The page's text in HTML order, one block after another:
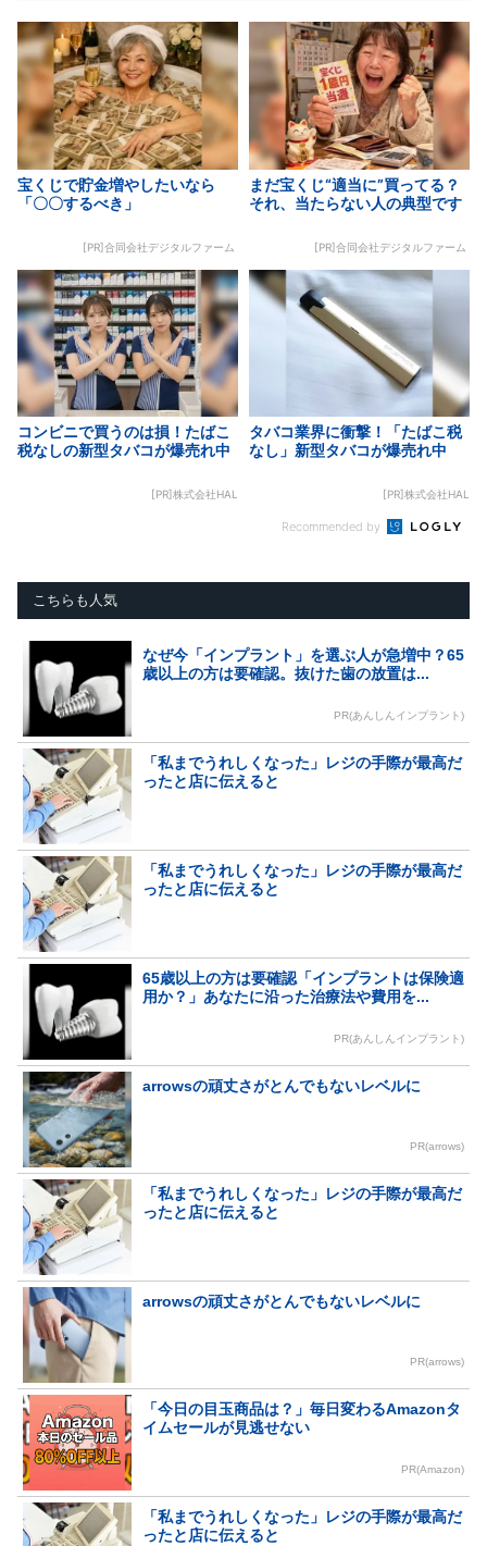
宝くじで貯金増やしたいなら
「〇〇するべき」
[PR]合同会社デジタルファーム
まだ宝くじ“適当に”買ってる？
それ、当たらない人の典型です
[PR]合同会社デジタルファーム
コンビニで買うのは損！たばこ
税なしの新型タバコが爆売れ中
[PR]株式会社HAL
タバコ業界に衝撃！「たばこ税
なし」新型タバコが爆売れ中
[PR]株式会社HAL
Recommended by
こちらも人気
なぜ今「インプラント」を選ぶ人が急増中？65
歳以上の方は要確認。抜けた歯の放置は...
PR(あんしんインプラント)
「私までうれしくなった」レジの手際が最高だ
ったと店に伝えると
「私までうれしくなった」レジの手際が最高だ
ったと店に伝えると
65歳以上の方は要確認「インプラントは保険適
用か？」あなたに沿った治療法や費用を...
PR(あんしんインプラント)
arrowsの頑丈さがとんでもないレベルに
PR(arrows)
「私までうれしくなった」レジの手際が最高だ
ったと店に伝えると
arrowsの頑丈さがとんでもないレベルに
PR(arrows)
「今日の目玉商品は？」毎日変わるAmazonタ
イムセールが見逃せない
PR(Amazon)
「私までうれしくなった」レジの手際が最高だ
ったと店に伝えると